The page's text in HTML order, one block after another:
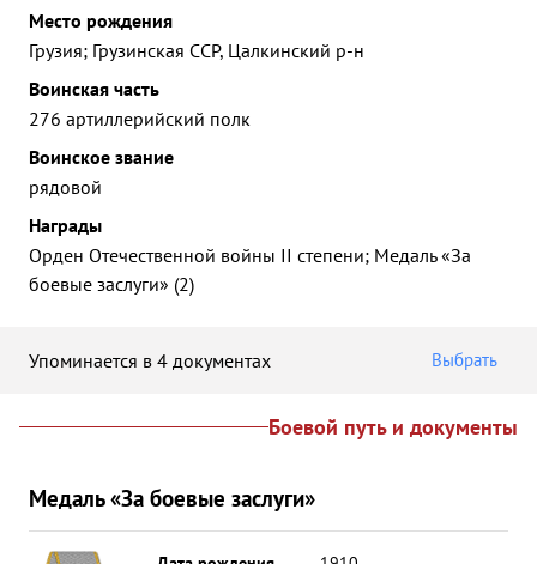
Место рождения
Грузия; Грузинская ССР, Цалкинский р-н
Воинская часть
276 артиллерийский полк
Воинское звание
рядовой
Награды
Орден Отечественной войны II степени; Медаль «За
боевые заслуги» (2)
Упоминается в 4 документах Выбрать
Боевой путь и документы
Медаль «За боевые заслуги»